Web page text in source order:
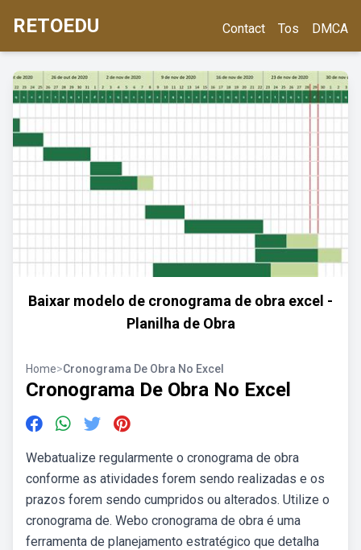
RETOEDU Contact Tos DMCA
Baixar modelo de cronograma de obra excel -
Planilha de Obra
Home>Cronograma De Obra No Excel
Cronograma De Obra No Excel
Webatualize regularmente o cronograma de obra
conforme as atividades forem sendo realizadas e os
prazos forem sendo cumpridos ou alterados. Utilize o
cronograma de. Webo cronograma de obra é uma
ferramenta de planejamento estratégico que detalha